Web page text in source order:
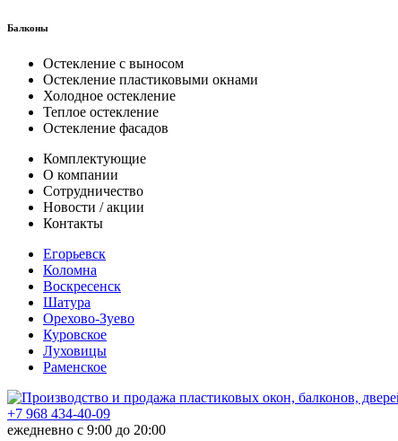
Балконы
Остекление с выносом
Остекление пластиковыми окнами
Холодное остекление
Теплое остекление
Остекление фасадов
Комплектующие
О компании
Сотрудничество
Новости / акции
Контакты
Егорьевск
Коломна
Воскресенск
Шатура
Орехово-Зуево
Куровское
Луховицы
Раменское
+7 968 434-40-09
ежедневно с 9:00 до 20:00